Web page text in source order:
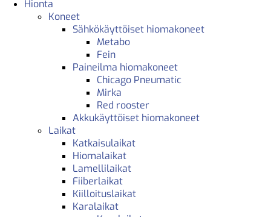
Hionta
Koneet
Sähkökäyttöiset hiomakoneet
Metabo
Fein
Paineilma hiomakoneet
Chicago Pneumatic
Mirka
Red rooster
Akkukäyttöiset hiomakoneet
Laikat
Katkaisulaikat
Hiomalaikat
Lamellilaikat
Fiiberlaikat
Kiilloituslaikat
Karalaikat